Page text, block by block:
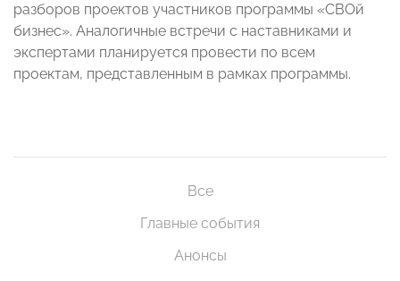
разборов проектов участников программы «СВОй
бизнес». Аналогичные встречи с наставниками и
экспертами планируется провести по всем
проектам, представленным в рамках программы.
Все
Главные события
Анонсы